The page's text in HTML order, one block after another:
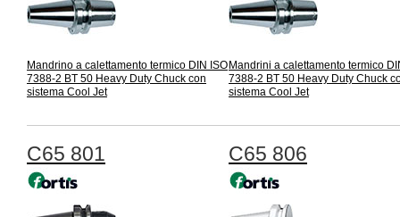
Mandrino a calettamento termico DIN ISO
7388-2 BT 50 Heavy Duty Chuck con
sistema Cool Jet
Mandrini a calettamento termico
7388-2 BT 50 Heavy Duty Chuck
sistema Cool Jet
C65 801 C65 806